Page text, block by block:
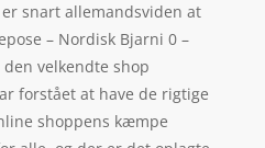
snart allemandsviden at
– Nordisk Bjarni 0 –
den velkendte shop
forstået at have de rigtige
shoppens kæmpe